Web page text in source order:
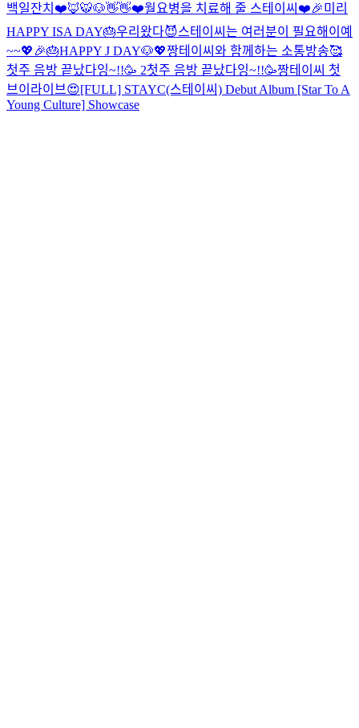
백일잔치❤️🦊🐯🐶👋👋❤️월요병을 치료해 줄 스테이씨❤️🎉미리
HAPPY ISA DAY🎂우리왔다😈스테이씨는 여러분이 필요해이예
~~💖 🎉🎂HAPPY J DAY🐶💖짱테이씨와 함께하는 소통방송🥰
첫주 음방 끝났다잉~!!🥳 2첫주 음방 끝났다잉~!!🥳짱테이씨 첫
브이라이브😍[FULL] STAYC(스테이씨) Debut Album [Star To A
Young Culture] Showcase